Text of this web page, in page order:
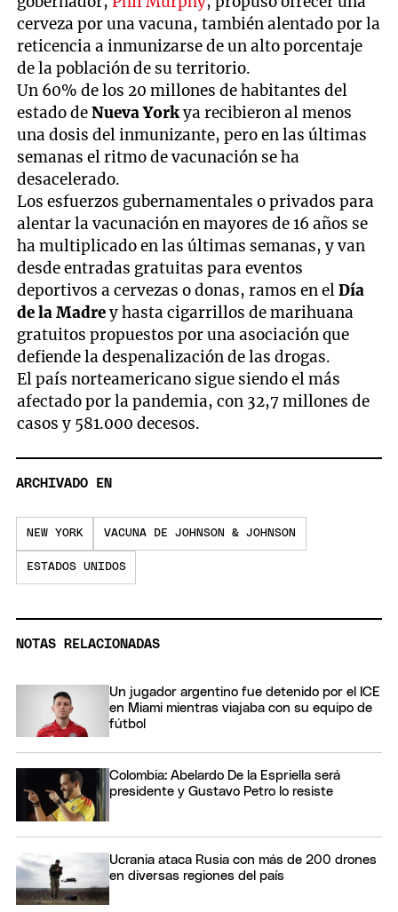
cerveza por una vacuna, también alentado por la
reticencia a inmunizarse de un alto porcentaje
de la población de su territorio.
Un 60% de los 20 millones de habitantes del
estado deNueva Yorkya recibieron al menos
una dosis del inmunizante, pero en las últimas
semanas el ritmo de vacunación se ha
desacelerado.
Los esfuerzos gubernamentales o privados para
alentar la vacunación en mayores de 16 años se
ha multiplicado en las últimas semanas, y van
desde entradas gratuitas para eventos
deportivos a cervezas o donas, ramos en elDía
de la Madrey hasta cigarrillos de marihuana
gratuitos propuestos por una asociación que
defiende la despenalización de las drogas.
El país norteamericano sigue siendo el más
afectado por la pandemia, con 32,7 millones de
casos y 581.000 decesos.
ARCHIVADO EN
NEW YORK VACUNA DE JOHNSON & JOHNSON
ESTADOS UNIDOS
NOTAS RELACIONADAS
Un jugador argentino fue detenido por el ICE
en Miami mientras viajaba con su equipo de
fútbol
Colombia: Abelardo De la Espriella será
presidente y Gustavo Petro lo resiste
Ucrania ataca Rusia con más de 200 drones
en diversas regiones del país